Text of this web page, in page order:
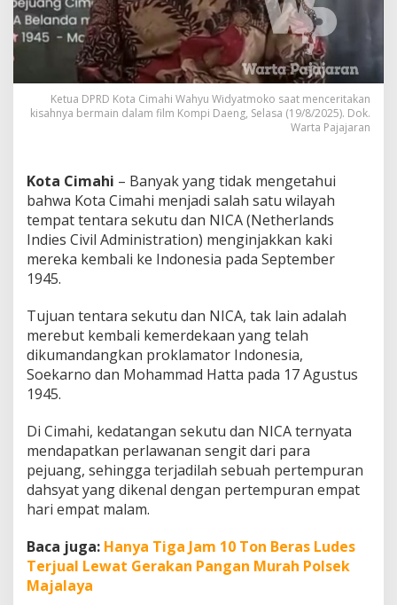
C
i
m
a
h
i
d
a
P
e
r
t
e
m
r
a
n
E
m
H
a
r
i
a
t
Ketua DPRD Kota Cimahi Wahyu Widyatmoko saat menceritakan
kisahnya bermain dalam film Kompi Daeng, Selasa (19/8/2025). Dok.
Warta Pajajaran
Kota Cimahi – Banyak yang tidak mengetahui
bahwa Kota Cimahi menjadi salah satu wilayah
tempat tentara sekutu dan NICA (Netherlands
Indies Civil Administration) menginjakkan kaki
mereka kembali ke Indonesia pada September
1945.
Tujuan tentara sekutu dan NICA, tak lain adalah
merebut kembali kemerdekaan yang telah
dikumandangkan proklamator Indonesia,
Soekarno dan Mohammad Hatta pada 17 Agustus
1945.
Di Cimahi, kedatangan sekutu dan NICA ternyata
mendapatkan perlawanan sengit dari para
pejuang, sehingga terjadilah sebuah pertempuran
dahsyat yang dikenal dengan pertempuran empat
hari empat malam.
Baca juga: Hanya Tiga Jam 10 Ton Beras Ludes
Terjual Lewat Gerakan Pangan Murah Polsek
Majalaya